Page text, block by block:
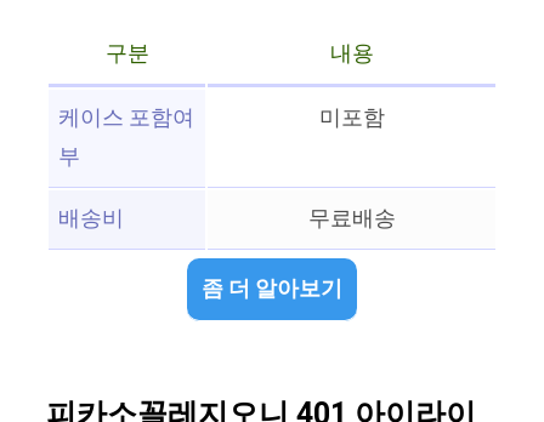
구분
내용
케이스 포함여
부
미포함
배송비 무료배송
좀 더 알아보기